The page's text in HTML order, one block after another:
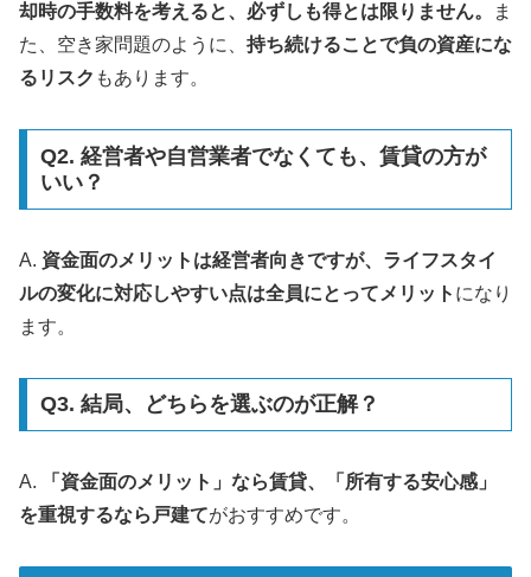
却時の手数料を考えると、必ずしも得とは限りません。
ま
た、空き家問題のように、 持ち続けることで負の資産にな
るリスク もあります。
Q2. 経営者や自営業者でなくても、賃貸の方が
いい？
A. 資金面のメリットは経営者向きですが、ライフスタイ
ルの変化に対応しやすい点は全員にとってメリット になり
ます。
Q3. 結局、どちらを選ぶのが正解？
A.
「資金面のメリット」なら賃貸、「所有する安心感」
を重視するなら戸建てがおすすめです。